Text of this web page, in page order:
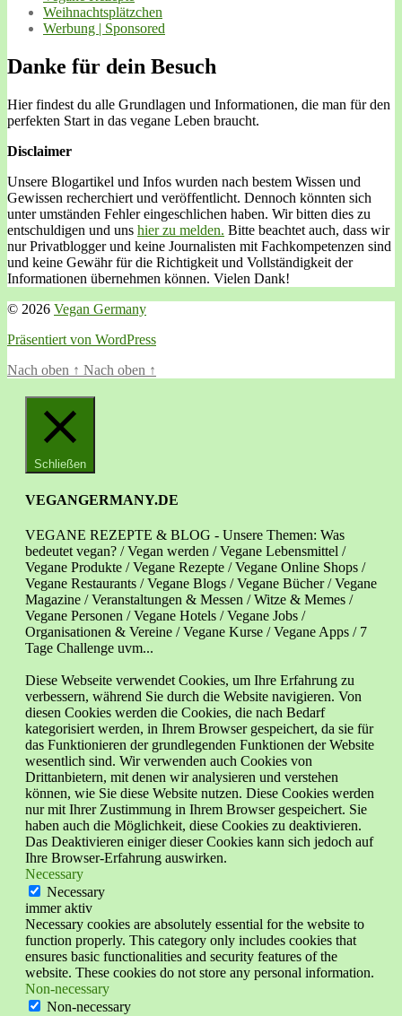
Weihnachtsplätzchen
Werbung | Sponsored
Danke für dein Besuch
Hier findest du alle Grundlagen und Informationen, die man für den
perfekten Start in das vegane Leben braucht.
Disclaimer
Unsere Blogartikel und Infos wurden nach bestem Wissen und
Gewissen recherchiert und veröffentlicht. Dennoch könnten sich
unter umständen Fehler eingeschlichen haben. Wir bitten dies zu
entschuldigen und uns hier zu melden. Bitte beachtet auch, dass wir
nur Privatblogger und keine Journalisten mit Fachkompetenzen sind
und keine Gewähr für die Richtigkeit und Vollständigkeit der
Informationen übernehmen können. Vielen Dank!
© 2026 Vegan Germany
Präsentiert von WordPress
Nach oben ↑ Nach oben ↑
Schließen
VEGANGERMANY.DE
VEGANE REZEPTE & BLOG - Unsere Themen: Was
bedeutet vegan? / Vegan werden / Vegane Lebensmittel /
Vegane Produkte / Vegane Rezepte / Vegane Online Shops /
Vegane Restaurants / Vegane Blogs / Vegane Bücher / Vegane
Magazine / Veranstaltungen & Messen / Witze & Memes /
Vegane Personen / Vegane Hotels / Vegane Jobs /
Organisationen & Vereine / Vegane Kurse / Vegane Apps / 7
Tage Challenge uvm...
Diese Webseite verwendet Cookies, um Ihre Erfahrung zu
verbessern, während Sie durch die Website navigieren. Von
diesen Cookies werden die Cookies, die nach Bedarf
kategorisiert werden, in Ihrem Browser gespeichert, da sie für
das Funktionieren der grundlegenden Funktionen der Website
wesentlich sind. Wir verwenden auch Cookies von
Drittanbietern, mit denen wir analysieren und verstehen
können, wie Sie diese Website nutzen. Diese Cookies werden
nur mit Ihrer Zustimmung in Ihrem Browser gespeichert. Sie
haben auch die Möglichkeit, diese Cookies zu deaktivieren.
Das Deaktivieren einiger dieser Cookies kann sich jedoch auf
Ihre Browser-Erfahrung auswirken.
Necessary
Necessary
immer aktiv
Necessary cookies are absolutely essential for the website to
function properly. This category only includes cookies that
ensures basic functionalities and security features of the
website. These cookies do not store any personal information.
Non-necessary
Non-necessary